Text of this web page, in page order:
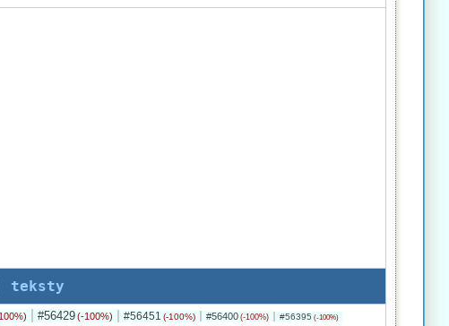
teksty
#56429 (-100%) #56451 (-100%) #56400 (-100%) #56395 (-100%)